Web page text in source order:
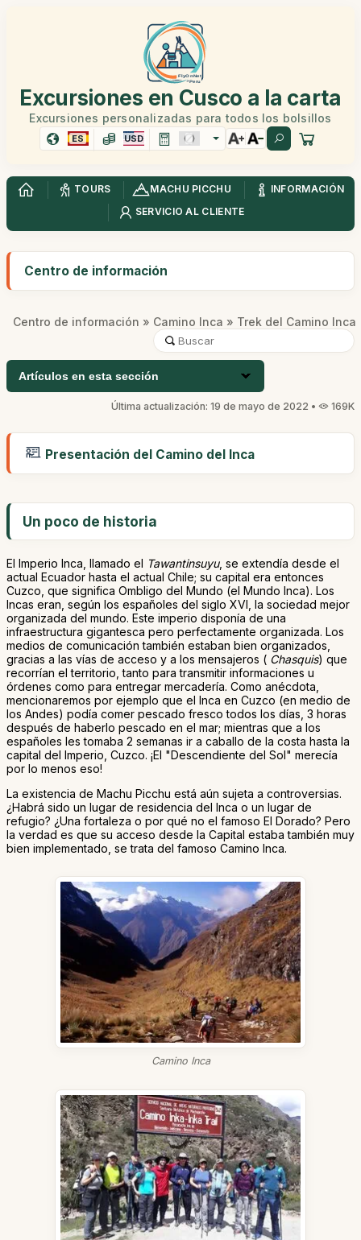
Excursiones en Cusco a la carta
Excursiones personalizadas para todos los bolsillos
ES USD
TOURS MACHU PICCHU
INFORMACIÓN
SERVICIO AL CLIENTE
Centro de información
Centro de información » Camino Inca » Trek del Camino Inca
Artículos en esta sección
Última actualización: 19 de mayo de 2022 • 169K
Presentación del Camino del Inca
Un poco de historia
El Imperio Inca, llamado el Tawantinsuyu, se extendía desde el
actual Ecuador hasta el actual Chile; su capital era entonces
Cuzco, que significa Ombligo del Mundo (el Mundo Inca). Los
Incas eran, según los españoles del siglo XVI, la sociedad mejor
organizada del mundo. Este imperio disponía de una
infraestructura gigantesca pero perfectamente organizada. Los
medios de comunicación también estaban bien organizados,
gracias a las vías de acceso y a los mensajeros ( Chasquis) que
recorrían el territorio, tanto para transmitir informaciones u
órdenes como para entregar mercadería. Como anécdota,
mencionaremos por ejemplo que el Inca en Cuzco (en medio de
los Andes) podía comer pescado fresco todos los días, 3 horas
después de haberlo pescado en el mar; mientras que a los
españoles les tomaba 2 semanas ir a caballo de la costa hasta la
capital del Imperio, Cuzco. ¡El "Descendiente del Sol" merecía
por lo menos eso!
La existencia de Machu Picchu está aún sujeta a controversias.
¿Habrá sido un lugar de residencia del Inca o un lugar de
refugio? ¿Una fortaleza o por qué no el famoso El Dorado? Pero
la verdad es que su acceso desde la Capital estaba también muy
bien implementado, se trata del famoso Camino Inca.
Camino Inca